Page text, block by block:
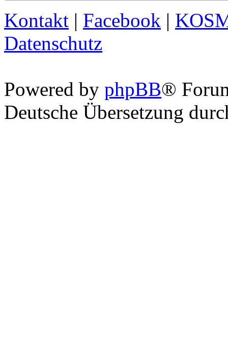
Kontakt | Facebook |
Datenschutz
Powered by phpBB®
Deutsche Übersetzung